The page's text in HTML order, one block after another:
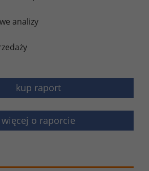
analizy
kup raport
więcej o raporcie